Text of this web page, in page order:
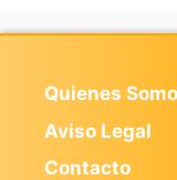
Quienes
Aviso Legal
Contacto